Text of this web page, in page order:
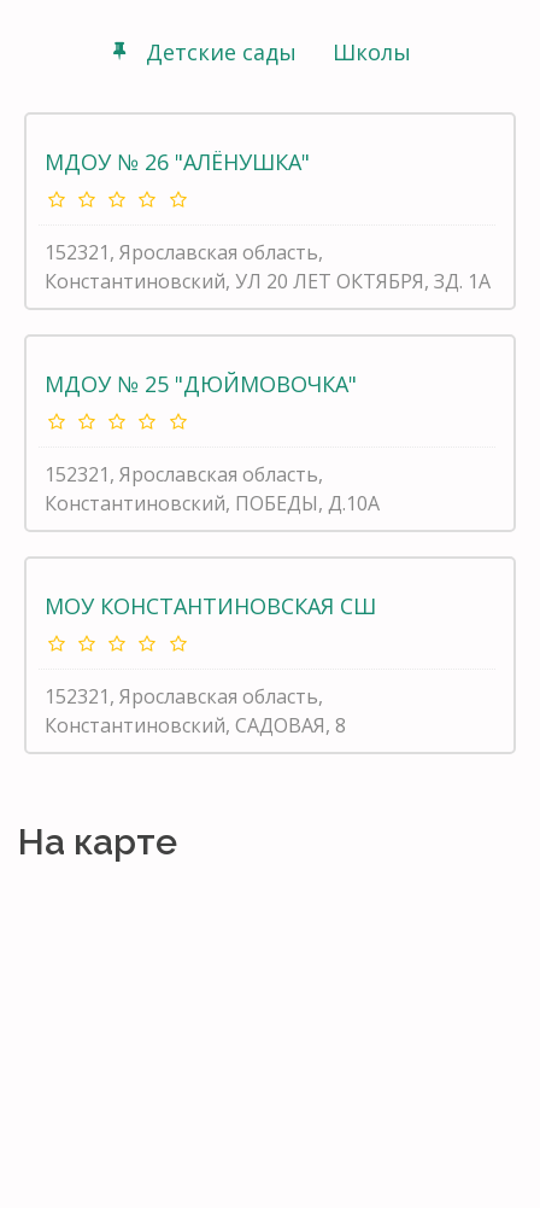
Детские сады Школы
МДОУ № 26 "АЛЁНУШКА"
152321, Ярославская область,
Константиновский, УЛ 20 ЛЕТ ОКТЯБРЯ, ЗД. 1А
МДОУ № 25 "ДЮЙМОВОЧКА"
152321, Ярославская область,
Константиновский, ПОБЕДЫ, Д.10А
МОУ КОНСТАНТИНОВСКАЯ СШ
152321, Ярославская область,
Константиновский, САДОВАЯ, 8
На карте